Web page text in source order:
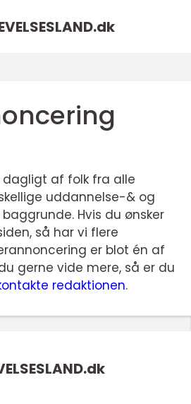
dk
af folk fra alle
uddannelse-& og
Hvis du ønsker
så har vi flere
er blot én af
gerne vide mere, så er du
redaktionen.
dk